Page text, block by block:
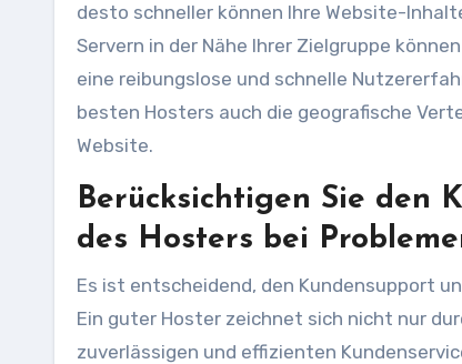
desto schneller können Ihre Website-
Servern in der Nähe Ihrer Zielgruppe
eine reibungslose und schnelle
besten Hosters auch die geografische
Website.
Berücksichtigen Sie den
des Hosters bei
Es ist entscheidend, den Kundensupport
Ein guter Hoster zeichnet sich nicht nur
zuverlässigen und effizienten